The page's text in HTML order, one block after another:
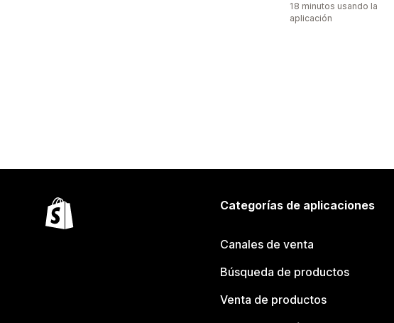
18 minutos usando la
aplicación
Categorías de aplicaciones
Canales de venta
Búsqueda de productos
Venta de productos